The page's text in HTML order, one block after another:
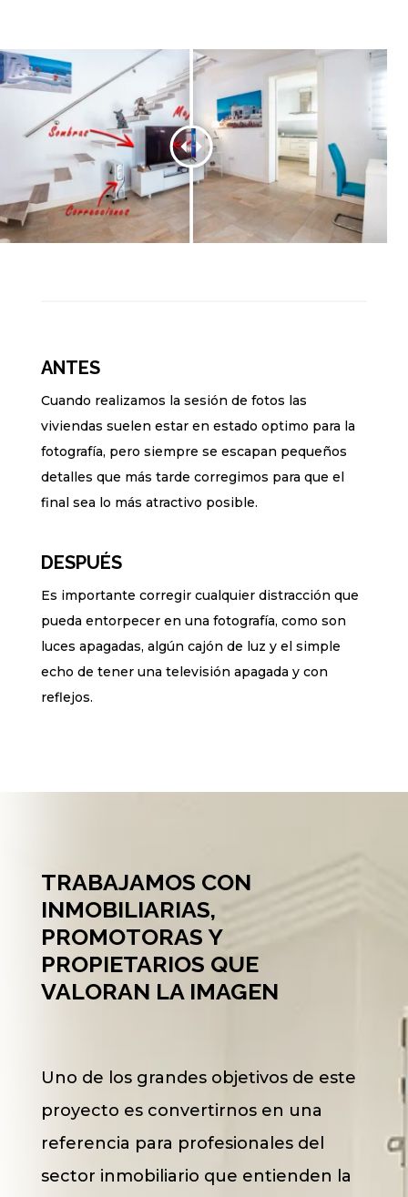
ANTES
Cuando realizamos la sesión de fotos las
viviendas suelen estar en estado optimo para la
fotografía, pero siempre se escapan pequeños
detalles que más tarde corregimos para que el
final sea lo más atractivo posible.
DESPUÉS
Es importante corregir cualquier distracción que
pueda entorpecer en una fotografía, como son
luces apagadas, algún cajón de luz y el simple
echo de tener una televisión apagada y con
reflejos.
TRABAJAMOS CON
INMOBILIARIAS,
PROMOTORAS Y
PROPIETARIOS QUE
VALORAN LA IMAGEN
Uno de los grandes objetivos de este
proyecto es convertirnos en una
referencia para profesionales del
sector inmobiliario que entienden la